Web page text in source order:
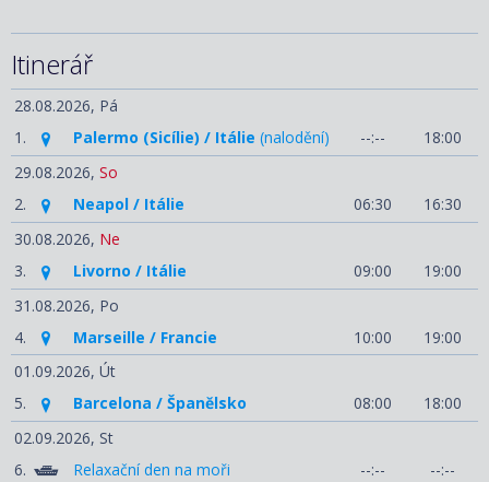
Itinerář
28.08.2026, Pá
1.
Palermo (Sicílie) / Itálie (nalodění) --:--
18:00
29.08.2026, So
2.
Neapol / Itálie 06:30
16:30
30.08.2026, Ne
3.
Livorno / Itálie 09:00
19:00
31.08.2026, Po
4.
Marseille / Francie 10:00
19:00
01.09.2026, Út
5.
Barcelona / Španělsko 08:00
18:00
02.09.2026, St
6.
Relaxační den na moři --:--
--:--